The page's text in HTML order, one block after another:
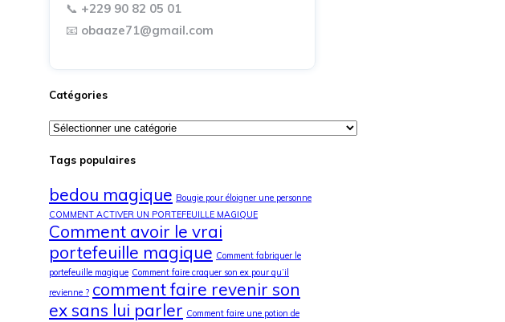
📞 +229 90 82 05 01
📧 obaaze71@gmail.com
Catégories
Catégories
Tags populaires
bedou magique Bougie pour éloigner une personne
COMMENT ACTIVER UN PORTEFEUILLE MAGIQUE
Comment avoir le vrai
portefeuille magique Comment fabriquer le
portefeuille magique Comment faire craquer son ex pour qu’il
revienne ? comment faire revenir son
ex sans lui parler Comment faire une potion de